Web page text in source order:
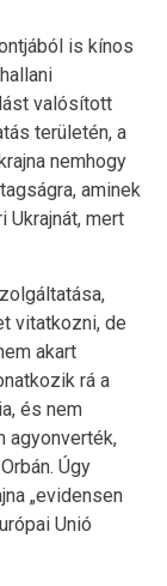
is kínos
valósított
területén, a
nemhogy
aminek
Ukrajnát, mert
vitatkozni, de
akart
rá a
és nem
agyonverték,
Úgy
„evidensen
Unió